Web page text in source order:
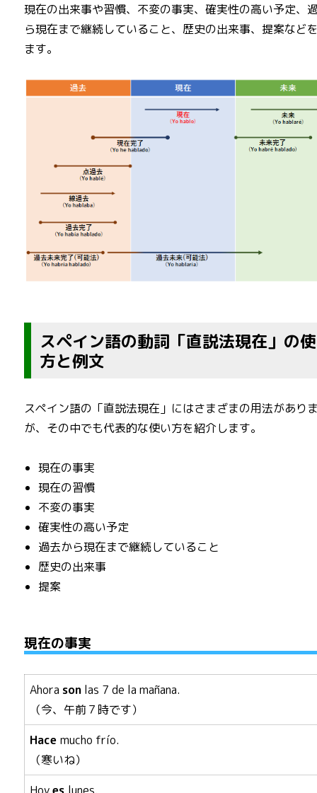
現在の出来事や習慣、不変の事実、確実性の高い予定、
ら現在まで継続していること、歴史の出来事、提案など
ます。
スペイン語の動詞「直説法現在」の
方と例文
スペイン語の「直説法現在」にはさまざまの用法があり
が、その中でも代表的な使い方を紹介します。
現在の事実
現在の習慣
不変の事実
確実性の高い予定
過去から現在まで継続していること
歴史の出来事
提案
現在の事実
Ahorason las 7 de la mañana.
（今、午前７時です）
Hacemucho frío.
（寒いね）